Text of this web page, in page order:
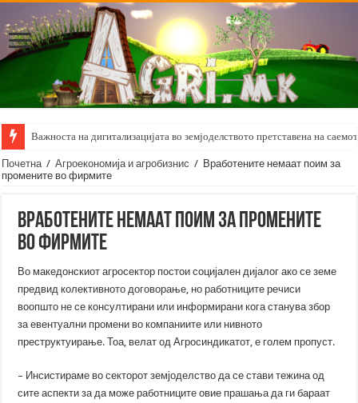
Важноста на дигитализацијата во земјоделството претставена на
Почетна / Агроекономија и агробизнис / Вработените немаат поим за
промените во фирмите
Вработените немаат поим за промените
во фирмите
Во македонскиот агросектор постои социјален дијалог ако се земе
предвид колективното договорање, но работниците речиси
воопшто не се консултирани или информирани кога станува збор
за евентуални промени во компаниите или нивното
преструктуирање. Тоа, велат од Агросиндикатот, е голем пропуст.
– Инсистираме во секторот земјоделство да се стави тежина од
сите аспекти за да може работниците овие прашања да ги бараат